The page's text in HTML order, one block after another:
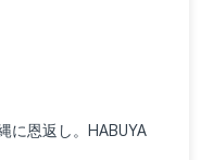
に恩返し。HABUYA